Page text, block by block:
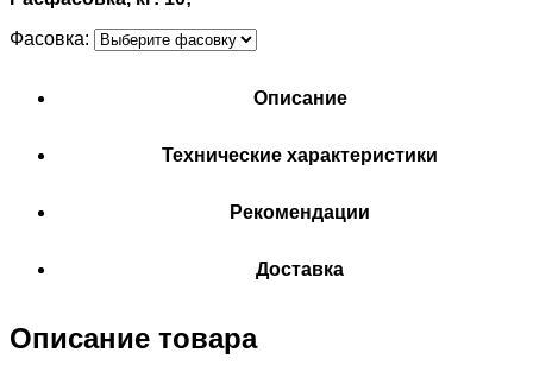
Фасовка:
Описание
Технические характеристики
Рекомендации
Доставка
Описание товара